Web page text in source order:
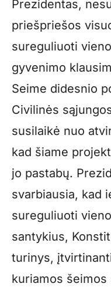
Prezidentas,
priešpriešos
sureguliuoti
gyvenimo
Seime didesnio
Civilinės
susilaikė nuo
kad šiame
jo pastabų.
svarbiausia, kad
sureguliuoti
santykius,
turinys,
kuriamos